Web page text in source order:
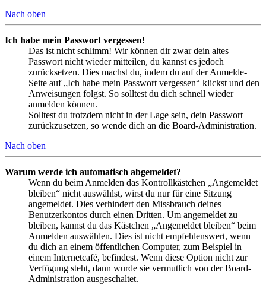
Nach oben
Ich habe mein Passwort vergessen!
Das ist nicht schlimm! Wir können dir zwar dein altes
Passwort nicht wieder mitteilen, du kannst es jedoch
zurücksetzen. Dies machst du, indem du auf der Anmelde-
Seite auf „Ich habe mein Passwort vergessen“ klickst und den
Anweisungen folgst. So solltest du dich schnell wieder
anmelden können.
Solltest du trotzdem nicht in der Lage sein, dein Passwort
zurückzusetzen, so wende dich an die Board-Administration.
Nach oben
Warum werde ich automatisch abgemeldet?
Wenn du beim Anmelden das Kontrollkästchen „Angemeldet
bleiben“ nicht auswählst, wirst du nur für eine Sitzung
angemeldet. Dies verhindert den Missbrauch deines
Benutzerkontos durch einen Dritten. Um angemeldet zu
bleiben, kannst du das Kästchen „Angemeldet bleiben“ beim
Anmelden auswählen. Dies ist nicht empfehlenswert, wenn
du dich an einem öffentlichen Computer, zum Beispiel in
einem Internetcafé, befindest. Wenn diese Option nicht zur
Verfügung steht, dann wurde sie vermutlich von der Board-
Administration ausgeschaltet.